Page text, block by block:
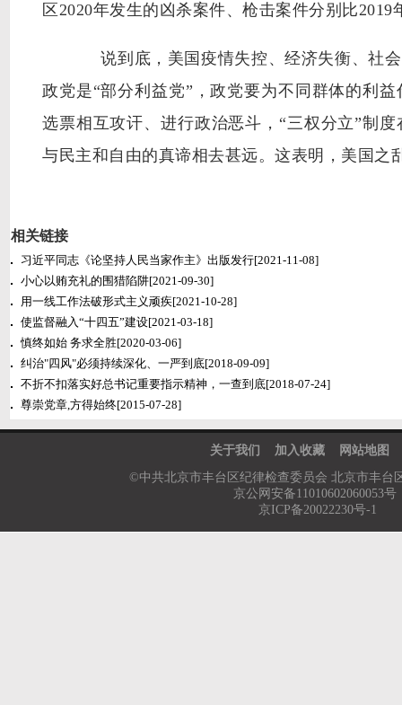
区2020年发生的凶杀案件、枪击案件分别比
说到底，美国疫情失控、经济失衡、社会
政党是“部分利益党”，政党要为不同群体的利
选票相互攻讦、进行政治恶斗，“三权分立”制
与民主和自由的真谛相去甚远。这表明，美国
相关链接
习近平同志《论坚持人民当家作主》出版发行[2021-11-08]
小心以贿充礼的围猎陷阱[2021-09-30]
用一线工作法破形式主义顽疾[2021-10-28]
使监督融入“十四五”建设[2021-03-18]
慎终如始 务求全胜[2020-03-06]
纠治"四风"必须持续深化、一严到底[2018-09-09]
不折不扣落实好总书记重要指示精神，一查到底[2018-07-24]
尊崇党章,方得始终[2015-07-28]